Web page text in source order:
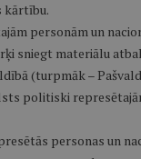
kārtību.
personām un
sniegt materiālu
(turpmāk –
politiski
personas un